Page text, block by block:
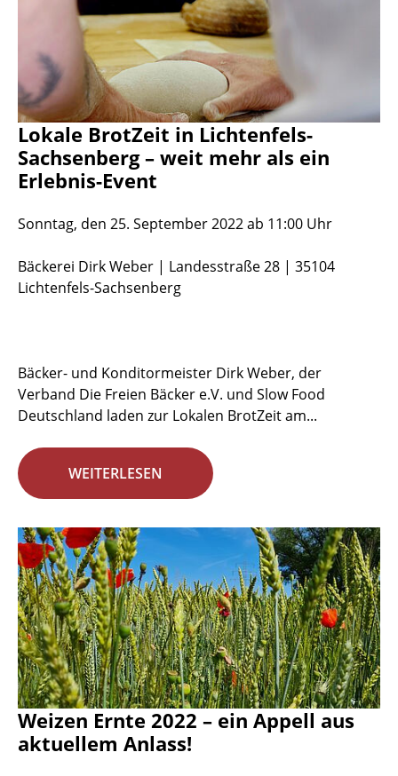
Lokale BrotZeit in Lichtenfels-
Sachsenberg – weit mehr als ein
Erlebnis-Event
Sonntag, den 25. September 2022 ab 11:00 Uhr
Bäckerei Dirk Weber | Landesstraße 28 | 35104
Lichtenfels-Sachsenberg
Bäcker- und Konditormeister Dirk Weber, der
Verband Die Freien Bäcker e.V. und Slow Food
Deutschland laden zur Lokalen BrotZeit am...
WEITERLESEN
Weizen Ernte 2022 – ein Appell aus
aktuellem Anlass!